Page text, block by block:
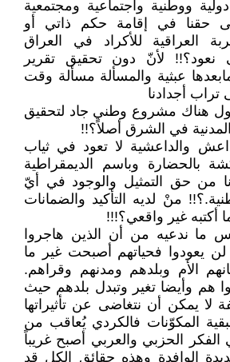
ووطنية واجتماعية ومجتمعية
حقنا في إقامة حكم ذاتي أو
العراقية للأكراد في العراق
نعود؟!! لأنّ دون تحقيق تقرير
عبثية والمسألة مسألة وقت
أجدادنا
هناك مشروع وطني جاد لتحقيق
في الشرق أصلاً؟!!
والداعشية لا تعود في ثياب
بالحضارة وباسم الديمقراطية
من حق التمثيل والوجود في أيّ
منْ لديه التأكيد والضمانات
أكتبه غير واقعي؟!!!
ما ندعيه من أن الذين هاجروا
لن يعودوا فحياتهم أصبحت غير ما
الأم وبلدهم ومدنهم وقراهم.
هم وأيضا تغير وتبدل بلدهم حيث
لا يمكن أن نتغاضى عن تأثيراتها
المكوّنات فالكردي يُعاقب من
الحزبي والعربي أصبح غريباً
الوافدة وهذه حقائق الكل قد